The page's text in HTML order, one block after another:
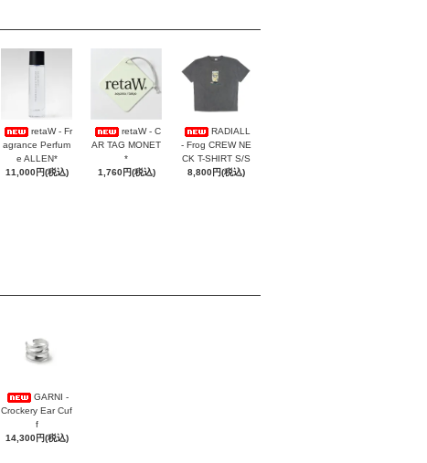
retaW - Fr
agrance Perfum
e ALLEN*
11,000円(税込)
retaW - C
AR TAG MONET
*
1,760円(税込)
RADIALL
- Frog CREW NE
CK T-SHIRT S/S
8,800円(税込)
GARNI -
Crockery Ear Cuf
f
14,300円(税込)